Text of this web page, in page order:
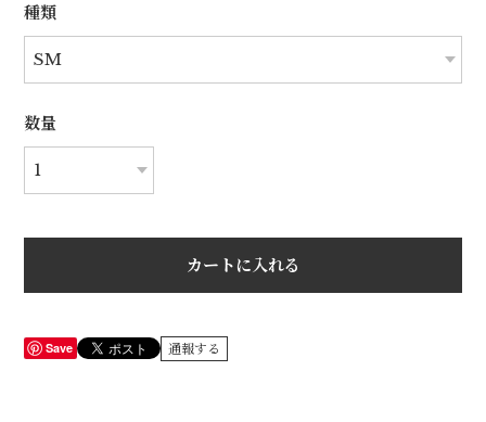
種類
数量
カートに入れる
Save 通報する